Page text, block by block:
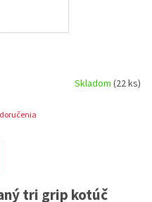
Skladom(22 ks)
tri grip kotúč